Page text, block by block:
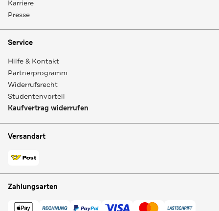
Karriere
Presse
Service
Hilfe & Kontakt
Partnerprogramm
Widerrufsrecht
Studentenvorteil
Kaufvertrag widerrufen
Versandart
Zahlungsarten